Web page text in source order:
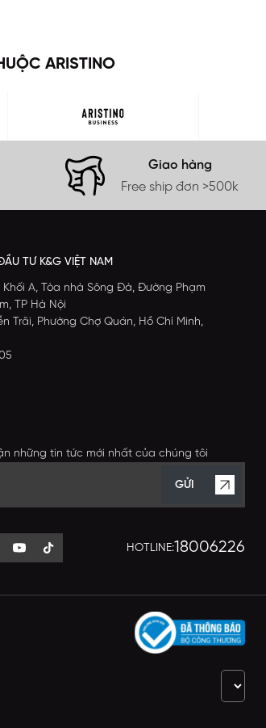
ARISTINO
Giao hàng
Free ship đơn >500k
TƯ K&G VIỆT NAM
Khối A, Tòa nhà Sông Đà, Đường Phạm
TP Hà Nội
Trãi, Phường Chợ Quán, Hồ Chí Minh,
những tin tức mới nhất của chúng tôi
GỬI
HOTLINE:18006226